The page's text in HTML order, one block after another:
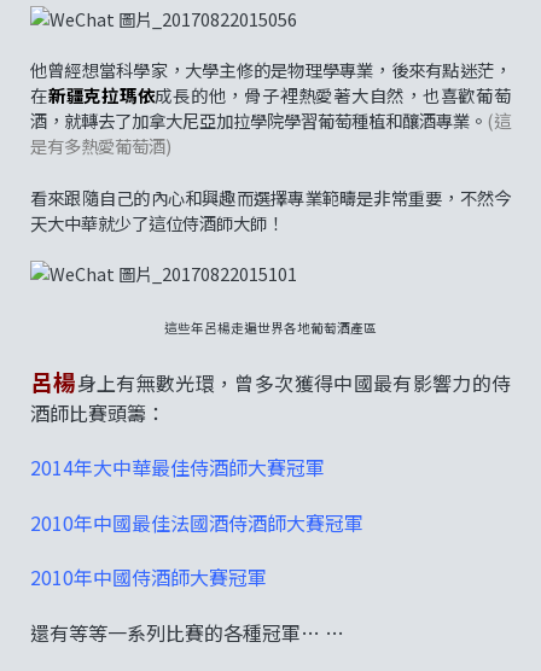
他曾經想當科學家，大學主修的是物理學專業，後來有點迷茫，
在新疆克拉瑪依成長的他，骨子裡熱愛著大自然，也喜歡葡萄
酒，就轉去了加拿大尼亞加拉學院學習葡萄種植和釀酒專業。 (這
是有多熱愛葡萄酒)
看來跟隨自己的內心和興趣而選擇專業範疇是非常重要，不然今
天大中華就少了這位侍酒師大師！
這些年呂楊走遍世界各地葡萄酒產區
呂楊身上有無數光環，曾多次獲得中國最有影響力的侍
酒師比賽頭籌：
2014年大中華最佳侍酒師大賽冠軍
2010年中國最佳法國酒侍酒師大賽冠軍
2010年中國侍酒師大賽冠軍
還有等等一系列比賽的各種冠軍… …